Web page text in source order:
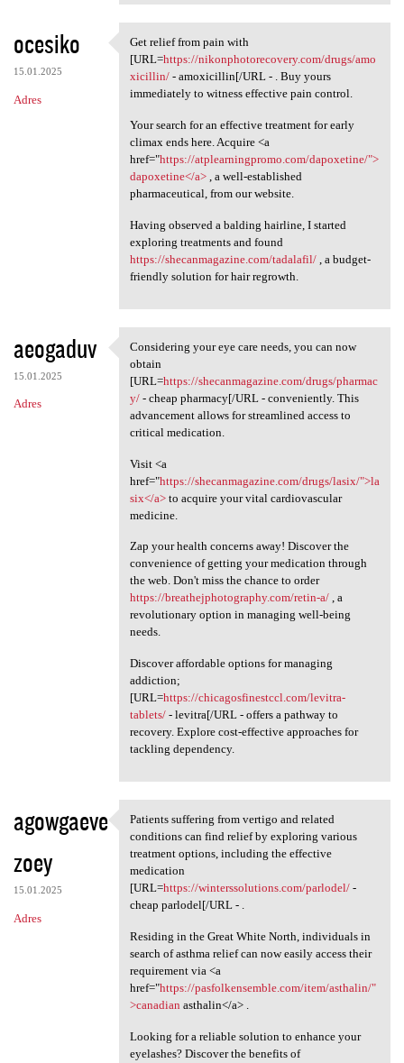
ocesiko
15.01.2025
Adres
Get relief from pain with
Get relief from pain with
[URL=https://nikonphotorecovery.com/drugs/amo
xicillin/- amoxicillin[/URL - . Buy yours
immediately to witness effective pain control.
Your search for an effective treatment for early
climax ends here. Acquire <a
href="https://atplearningpromo.com/dapoxetine/">
dapoxetine</a>, a well-established
pharmaceutical, from our website.
Having observed a balding hairline, I started
exploring treatments and found
https://shecanmagazine.com/tadalafil/, a budget-
friendly solution for hair regrowth.
aeogaduv
15.01.2025
Adres
Considering your eye care
Considering your eye care needs, you can now
obtain
[URL=https://shecanmagazine.com/drugs/pharmac
y/- cheap pharmacy[/URL - conveniently. This
advancement allows for streamlined access to
critical medication.
Visit <a
href="https://shecanmagazine.com/drugs/lasix/">la
six</a>to acquire your vital cardiovascular
medicine.
Zap your health concerns away! Discover the
convenience of getting your medication through
the web. Don't miss the chance to order
https://breathejphotography.com/retin-a/, a
revolutionary option in managing well-being
needs.
Discover affordable options for managing
addiction;
[URL=https://chicagosfinestccl.com/levitra-
tablets/- levitra[/URL - offers a pathway to
recovery. Explore cost-effective approaches for
tackling dependency.
agowgaeve
zoey
15.01.2025
Adres
Patients suffering from
Patients suffering from vertigo and related
conditions can find relief by exploring various
treatment options, including the effective
medication
[URL=https://winterssolutions.com/parlodel/-
cheap parlodel[/URL - .
Residing in the Great White North, individuals in
search of asthma relief can now easily access their
requirement via <a
href="https://pasfolkensemble.com/item/asthalin/"
>canadian asthalin</a> .
Looking for a reliable solution to enhance your
eyelashes? Discover the benefits of